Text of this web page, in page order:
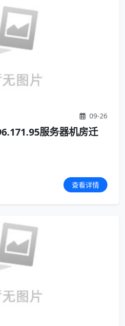
09-26
服务器机房迁
查看详情